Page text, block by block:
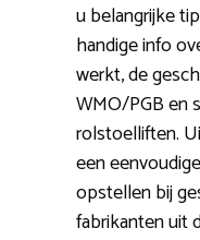
u belangrijke
handige info
werkt, de
WMO/PGB en
rolstoelliften.
een
opstellen bij
fabrikanten uit